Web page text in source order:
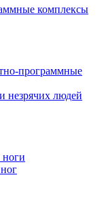
комплексы
программные
незрячих людей
ноги